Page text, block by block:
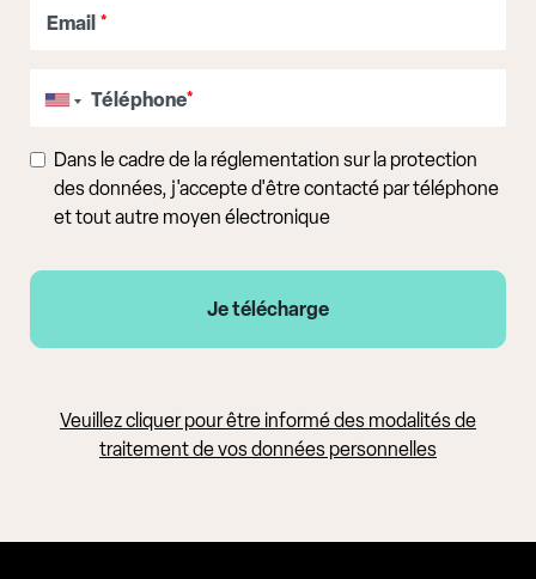
Email *
Téléphone*
Dans le cadre de la réglementation sur la protection
des données, j'accepte d'être contacté par téléphone
et tout autre moyen électronique
Veuillez cliquer pour être informé des modalités de
traitement de vos données personnelles